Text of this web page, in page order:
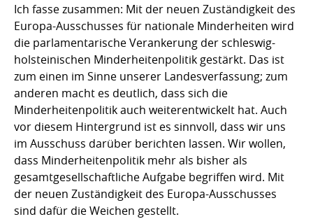
Ich fasse zusammen: Mit der neuen Zuständigkeit des
Europa-Ausschusses für nationale Minderheiten wird
die parlamentarische Verankerung der schleswig-
holsteinischen Minderheitenpolitik gestärkt. Das ist
zum einen im Sinne unserer Landesverfassung; zum
anderen macht es deutlich, dass sich die
Minderheitenpolitik auch weiterentwickelt hat. Auch
vor diesem Hintergrund ist es sinnvoll, dass wir uns
im Ausschuss darüber berichten lassen. Wir wollen,
dass Minderheitenpolitik mehr als bisher als
gesamtgesellschaftliche Aufgabe begriffen wird. Mit
der neuen Zuständigkeit des Europa-Ausschusses
sind dafür die Weichen gestellt.